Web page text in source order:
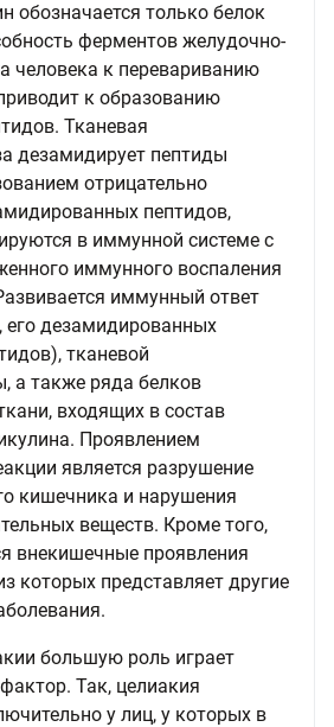
обозначается только белок
ферментов желудочно-
человека к перевариванию
к образованию
Тканевая
дезамидирует пептиды
отрицательно
пептидов,
в иммунной системе с
иммунного воспаления
иммунный ответ
его дезамидированных
тканевой
а также ряда белков
входящих в состав
Проявлением
является разрушение
кишечника и нарушения
веществ. Кроме того,
внекишечные проявления
которых представляет другие
большую роль играет
Так, целиакия
у лиц, у которых в